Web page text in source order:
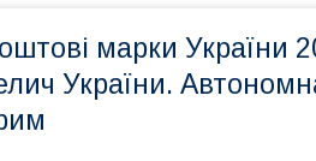
марки України
України.